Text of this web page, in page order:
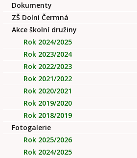
Dokumenty
ZŠ Dolní Čermná
Akce školní družiny
Rok 2024/2025
Rok 2023/2024
Rok 2022/2023
Rok 2021/2022
Rok 2020/2021
Rok 2019/2020
Rok 2018/2019
Fotogalerie
Rok 2025/2026
Rok 2024/2025